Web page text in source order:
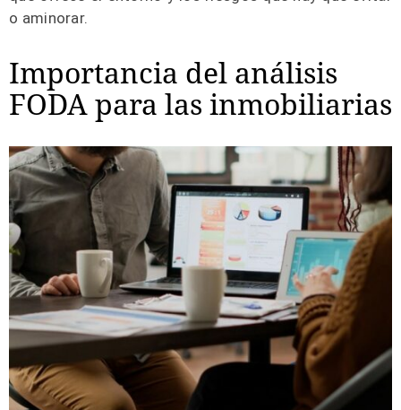
o aminorar.
Importancia del análisis
FODA para las inmobiliarias